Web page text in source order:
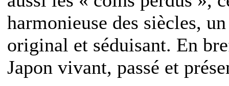
harmonieuse des siècles,
original et séduisant. En
Japon vivant, passé et